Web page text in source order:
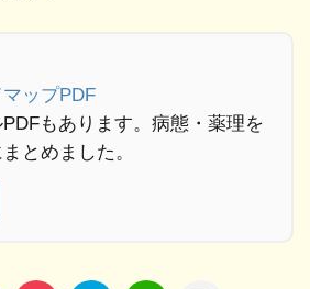
ップPDF
もあります。病態・薬理を
とめました。